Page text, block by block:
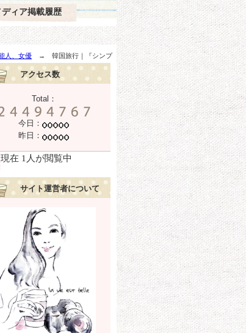
人、女優 → 韓国旅行｜『シンプ
アクセス数
Total：
今日：
昨日：
サイト運営者について
ディア掲載履歴